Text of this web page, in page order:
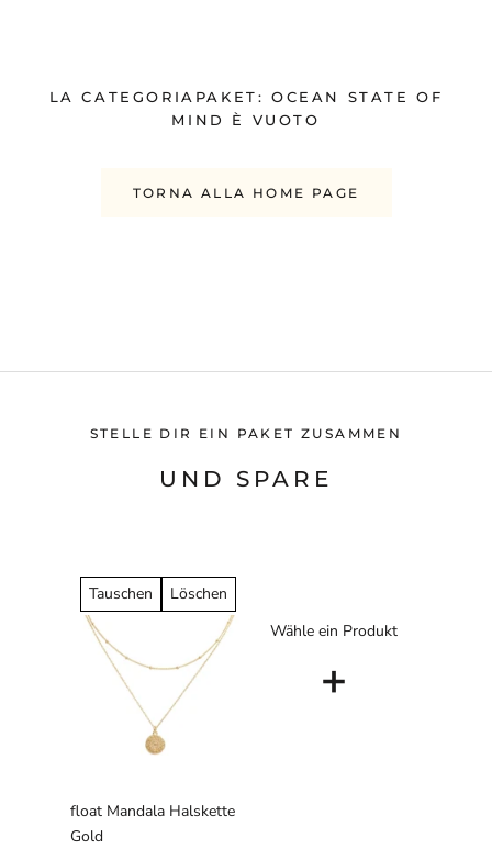
LA CATEGORIAPAKET: OCEAN STATE OF
MIND È VUOTO
TORNA ALLA HOME PAGE
STELLE DIR EIN PAKET ZUSAMMEN
UND SPARE
Tauschen Löschen
float Mandala Halskette
Gold
Wähle ein Produkt
+